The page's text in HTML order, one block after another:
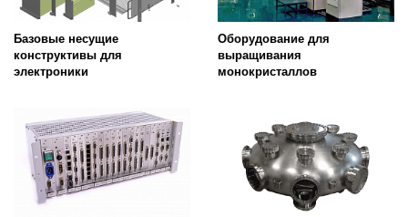
Базовые несущие
конструктивы для
электроники
Оборудование для
выращивания
монокристаллов